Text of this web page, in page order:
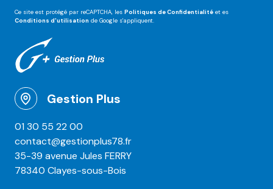
Ce site est protégé par reCAPTCHA, les Politiques de Confidentialité et es
Conditions d'utilisation de Google s'appliquent.
Gestion Plus
01 30 55 22 00
contact@gestionplus78.fr
35-39 avenue Jules FERRY
78340 Clayes-sous-Bois